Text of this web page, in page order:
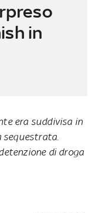
in
era suddivisa in
di droga